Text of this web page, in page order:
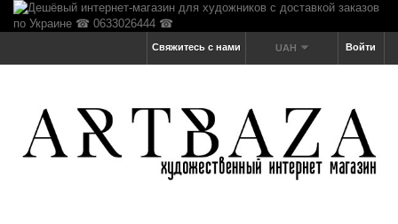
Войти
UAH
Свяжитесь с нами